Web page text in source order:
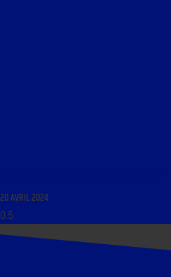
20 AVRIL 2024